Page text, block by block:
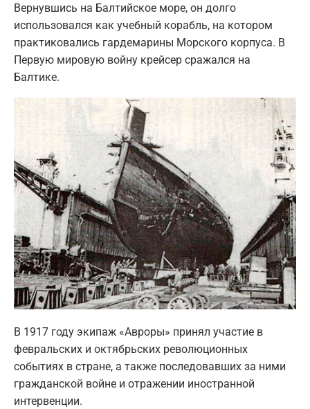
Вернувшись на Балтийское море, он долго
использовался как учебный корабль, на котором
практиковались гардемарины Морского корпуса. В
Первую мировую войну крейсер сражался на
Балтике.
В 1917 году экипаж «Авроры» принял участие в
февральских и октябрьских революционных
событиях в стране, а также последовавших за ними
гражданской войне и отражении иностранной
интервенции.